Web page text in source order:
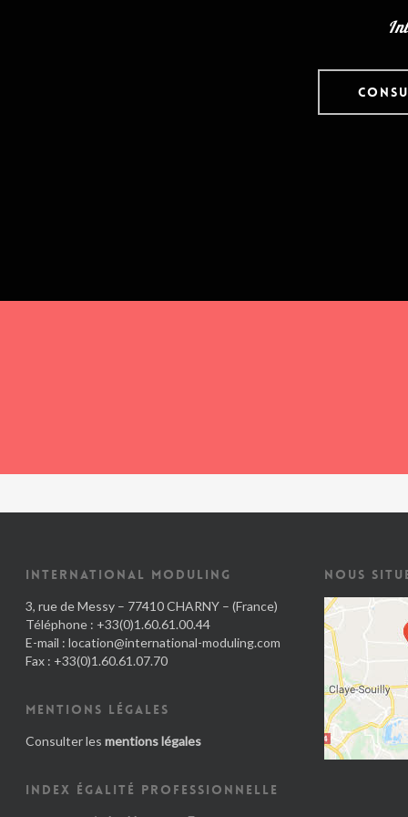
INTERNATIONAL MODULING
3, rue de Messy – 77410 CHARNY – (France)
Téléphone : +33(0)1.60.61.00.44
E-mail : location@international-moduling.com
Fax : +33(0)1.60.61.07.70
MENTIONS LÉGALES
Consulter les mentions légales
INDEX ÉGALITÉ PROFESSIONNELLE
NOUS